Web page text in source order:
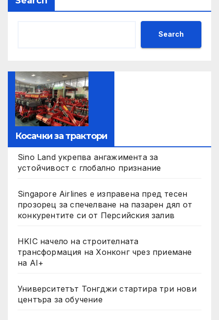
Search
Косачки за трактори
Sino Land укрепва ангажимента за
устойчивост с глобално признание
Singapore Airlines е изправена пред тесен
прозорец за спечелване на пазарен дял от
конкурентите си от Персийския залив
HKIC начело на строителната
трансформация на Хонконг чрез приемане
на AI+
Университетът Тонгджи стартира три нови
центъра за обучение